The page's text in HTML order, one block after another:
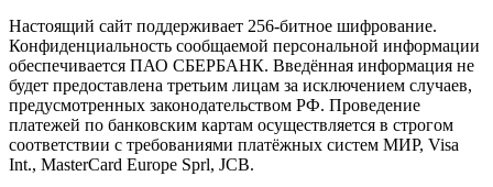
Настоящий сайт поддерживает 256-битное шифрование.
Конфиденциальность сообщаемой персональной информации
обеспечивается ПАО СБЕРБАНК. Введённая информация не
будет предоставлена третьим лицам за исключением случаев,
предусмотренных законодательством РФ. Проведение
платежей по банковским картам осуществляется в строгом
соответствии с требованиями платёжных систем МИР, Visa
Int., MasterCard Europe Sprl, JCB.